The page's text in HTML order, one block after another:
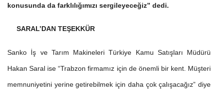
konusunda da farklılığımızı sergileyeceğiz” dedi.
SARAL’DAN TEŞEKKÜR
Sanko İş ve Tarım Makineleri Türkiye Kamu Satışları Müdürü
Hakan Saral ise “Trabzon firmamız için de önemli bir kent. Müşteri
memnuniyetini yerine getirebilmek için daha çok çalışacağız” diye